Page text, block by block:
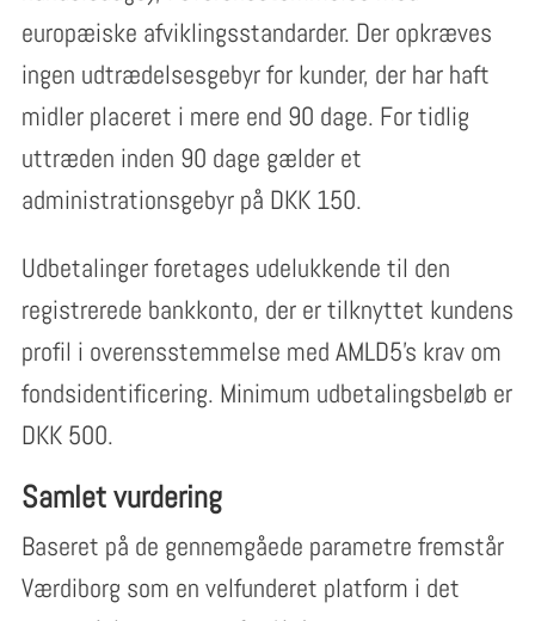
europæiske afviklingsstandarder. Der opkræves
ingen udtrædelsesgebyr for kunder, der har haft
midler placeret i mere end 90 dage. For tidlig
uttræden inden 90 dage gælder et
administrationsgebyr på DKK 150.
Udbetalinger foretages udelukkende til den
registrerede bankkonto, der er tilknyttet kundens
profil i overensstemmelse med AMLD5’s krav om
fondsidentificering. Minimum udbetalingsbeløb er
DKK 500.
Samlet vurdering
Baseret på de gennemgåede parametre fremstår
Værdiborg som en velfunderet platform i det